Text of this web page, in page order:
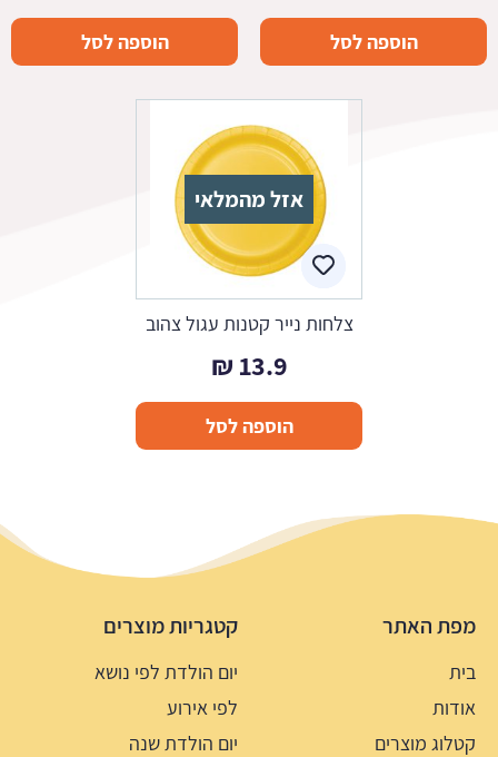
הוספה לסל הוספה לסל
אזל מהמלאי
צלחות נייר קטנות עגול צהוב
13.9
₪
הוספה לסל
מפת האתר
בית
אודות
קטלוג מוצרים
קטגריות מוצרים
יום הולדת לפי נושא
לפי אירוע
יום הולדת שנה